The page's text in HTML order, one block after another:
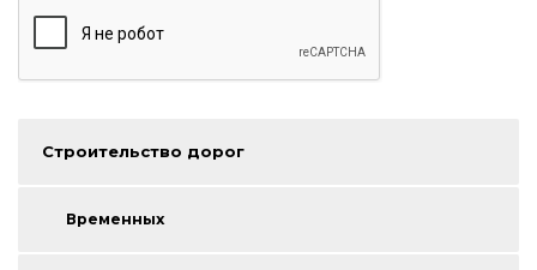
Строительство дорог
Временных